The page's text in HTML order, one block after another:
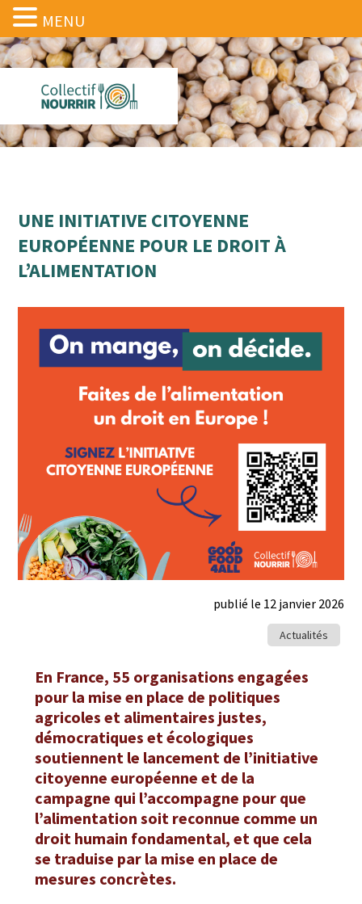
UNE INITIATIVE CITOYENNE
EUROPÉENNE POUR LE DROIT À
L’ALIMENTATION
publié le 12 janvier 2026
Actualités
En France, 55 organisations engagées
pour la mise en place de politiques
agricoles et alimentaires justes,
démocratiques et écologiques
soutiennent le lancement de l’initiative
citoyenne européenne et de la
campagne qui l’accompagne pour que
l’alimentation soit reconnue comme un
droit humain fondamental, et que cela
se traduise par la mise en place de
mesures concrètes.
MENU